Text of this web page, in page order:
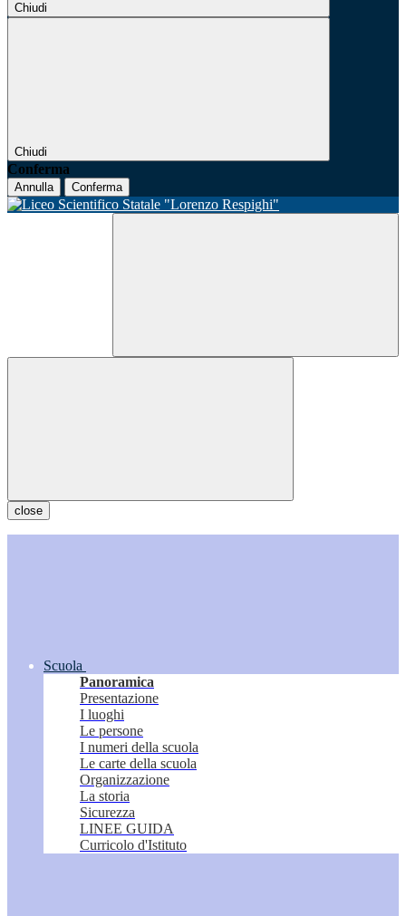
Chiudi
Chiudi
Conferma
Annulla Conferma
close
Scuola
Panoramica
Presentazione
I luoghi
Le persone
I numeri della scuola
Le carte della scuola
Organizzazione
La storia
Sicurezza
LINEE GUIDA
Curricolo d'Istituto